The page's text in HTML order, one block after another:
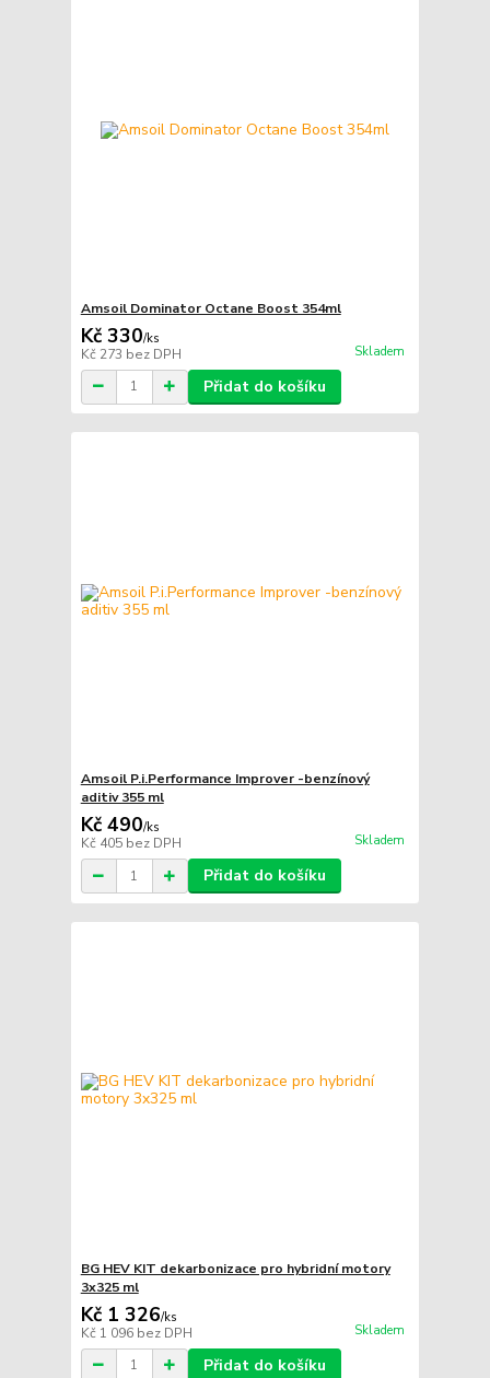
Amsoil Dominator Octane Boost 354ml
Kč 330/ks
Kč 273 bez DPH Skladem
Přidat do košíku
Amsoil P.i.Performance Improver -benzínový
aditiv 355 ml
Kč 490/ks
Kč 405 bez DPH Skladem
Přidat do košíku
BG HEV KIT dekarbonizace pro hybridní motory
3x325 ml
Kč 1 326/ks
Kč 1 096 bez DPH Skladem
Přidat do košíku